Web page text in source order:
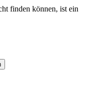
finden können, ist ein